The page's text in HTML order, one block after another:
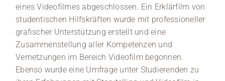
eines Videofilmes abgeschlossen. Ein Erklärfilm von
studentischen Hilfskräften wurde mit professioneller
grafischer Unterstützung erstellt und eine
Zusammenstellung aller Kompetenzen und
Vernetzungen im Bereich Videofilm begonnen.
Ebenso wurde eine Umfrage unter Studierenden zu